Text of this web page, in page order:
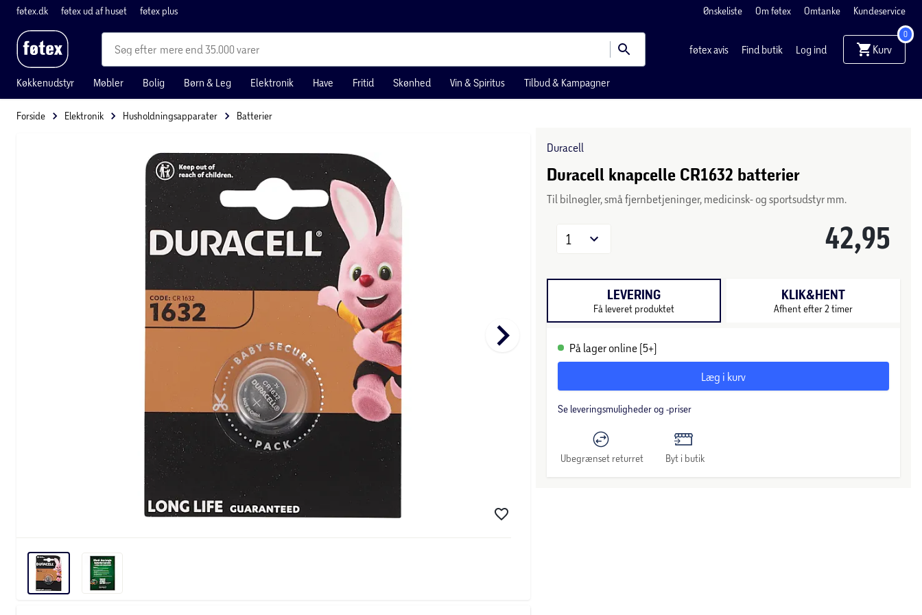
føtex.dk føtex ud af huset føtex plus Ønskeliste Om føtex Omtanke Kundeservice
mere end 35.000 varer føtex avis Find butik Log ind Kurv
0
Køkkenudstyr Møbler Bolig Børn & Leg Elektronik Have Fritid Skønhed Vin & Spiritus Tilbud & Kampagner
Forside Elektronik Husholdningsapparater Batterier
keyboard_arrow_right
Duracell
Duracell knapcelle CR1632 batterier
Til bilnøgler, små fjernbetjeninger, medicinsk- og sportsudstyr mm.
42,95
1
LEVERING
Få leveret produktet
KLIK&HENT
Afhent efter 2 timer
På lager online (5+)
Læg i kurv
Se leveringsmuligheder og -priser
Ubegrænset returret Byt i butik